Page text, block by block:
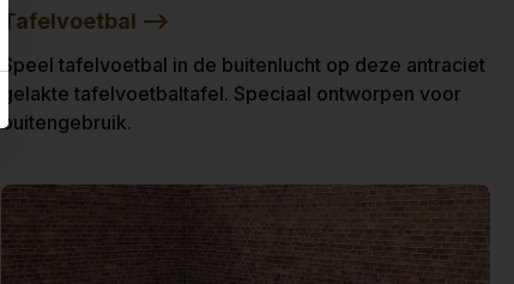
Tafelvoetbal -->
Speel tafelvoetbal in de buitenlucht op deze antraciet
gelakte tafelvoetbaltafel. Speciaal ontworpen voor
buitengebruik.